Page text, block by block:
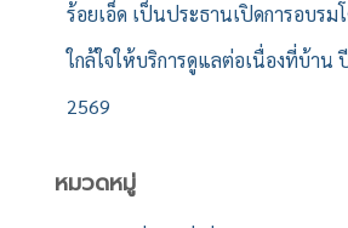
ร้อยเอ็ด เป็นประธานเปิดการอบรม
ใกล้ใจให้บริการดูแลต่อเนื่องที่บ้าน
2569
หมวดหมู่